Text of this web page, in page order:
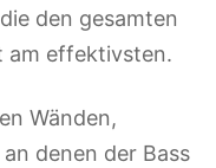
den gesamten
am effektivsten.
Wänden,
denen der Bass